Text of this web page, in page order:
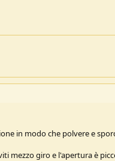
in modo che polvere e
mezzo giro e l'apertura è